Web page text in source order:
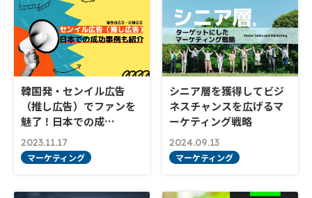
韓国発・センイル広告
（推し広告）でファンを
魅了！日本での成…
2023.11.17
マーケティング
シニア層を獲得してビジ
ネスチャンスを広げるマ
ーケティング戦略
2024.09.13
マーケティング